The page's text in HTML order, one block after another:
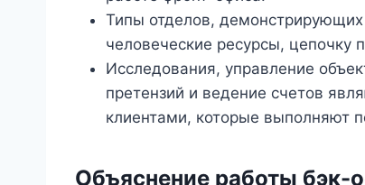
Типы отделов, демонстрирующих
человеческие ресурсы, цепочку
Исследования, управление
претензий и ведение счетов
клиентами, которые выполняют
Объяснение работы бэк-